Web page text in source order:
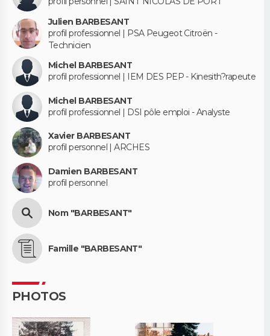
Julien BARBESANT
profil professionnel | PSA Peugeot Citroën -
Technicien
Michel BARBESANT
profil professionnel | IEM DES PEP - Kinesith?rapeute
Michel BARBESANT
profil professionnel | DSI pôle emploi - Analyste
Xavier BARBESANT
profil personnel | ARCHES
Damien BARBESANT
profil personnel
Nom "BARBESANT"
Famille "BARBESANT"
PHOTOS